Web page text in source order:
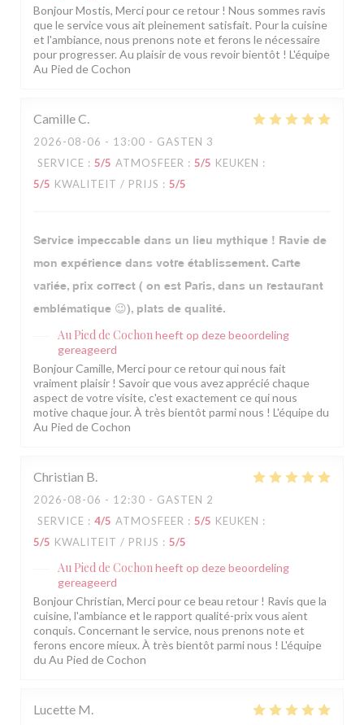
Bonjour Mostis, Merci pour ce retour ! Nous sommes ravis
que le service vous ait pleinement satisfait. Pour la cuisine
et l'ambiance, nous prenons note et ferons le nécessaire
pour progresser. Au plaisir de vous revoir bientôt ! L'équipe
Au Pied de Cochon
CamilleC
2026-08-06 - 13:00 - GASTEN 3
SERVICE : 5/5 ATMOSFEER : 5/5 KEUKEN :
5/5 KWALITEIT / PRIJS : 5/5
Service impeccable dans un lieu mythique ! Ravie de
mon expérience dans votre établissement. Carte
variée, prix correct ( on est Paris, dans un restaurant
emblématique 😉), plats de qualité.
Au Pied de Cochonheeft op deze beoordeling
gereageerd
Bonjour Camille, Merci pour ce retour qui nous fait
vraiment plaisir ! Savoir que vous avez apprécié chaque
aspect de votre visite, c'est exactement ce qui nous
motive chaque jour. À très bientôt parmi nous ! L'équipe du
Au Pied de Cochon
Christian B
2026-08-06 - 12:30 - GASTEN 2
SERVICE : 4/5 ATMOSFEER : 5/5 KEUKEN :
5/5 KWALITEIT / PRIJS : 5/5
Au Pied de Cochonheeft op deze beoordeling
gereageerd
Bonjour Christian, Merci pour ce beau retour ! Ravis que la
cuisine, l'ambiance et le rapport qualité-prix vous aient
conquis. Concernant le service, nous prenons note et
ferons encore mieux. À très bientôt parmi nous ! L'équipe
du Au Pied de Cochon
Lucette M